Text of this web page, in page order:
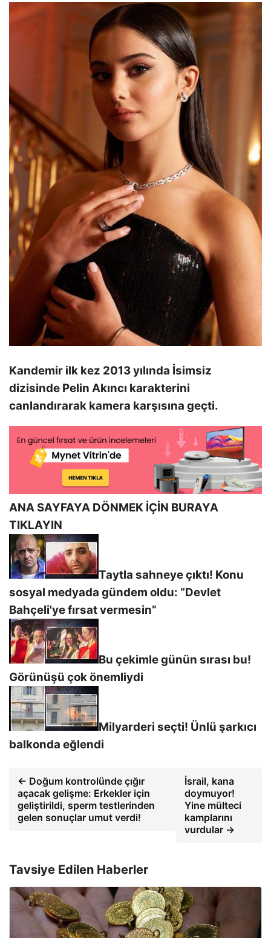
Kandemir ilk kez 2013 yılında İsimsiz
dizisinde Pelin Akıncı karakterini
canlandırarak kamera karşısına geçti.
ANA SAYFAYA DÖNMEK İÇİN BURAYA
TIKLAYIN
Taytla sahneye çıktı! Konu
sosyal medyada gündem oldu: “Devlet
Bahçeli'ye fırsat vermesin”
Bu çekimle günün sırası bu!
Görünüşü çok önemliydi
Milyarderi seçti! Ünlü şarkıcı
balkonda eğlendi
← Doğum kontrolünde çığır
açacak gelişme: Erkekler için
geliştirildi, sperm testlerinden
gelen sonuçlar umut verdi!
İsrail, kana
doymuyor!
Yine mülteci
kamplarını
vurdular →
Tavsiye Edilen Haberler